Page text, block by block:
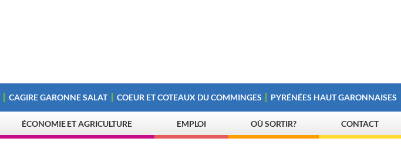
CAGIRE GARONNE SALAT COEUR ET COTEAUX DU COMMINGES PYRÉNÉES HAUT GARONNAISES
ÉCONOMIE ET AGRICULTURE EMPLOI OÙ SORTIR? CONTACT